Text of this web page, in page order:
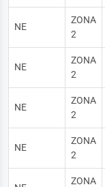
NE
ZONA
2
NE
ZONA
2
NE
ZONA
2
NE
ZONA
2
ZONA